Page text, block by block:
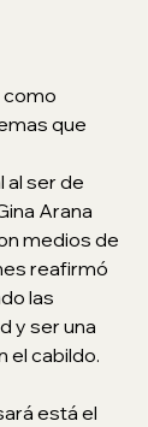
como
que
al ser de
Arana
medios de
reafirmó
las
y ser una
el cabildo.
está el